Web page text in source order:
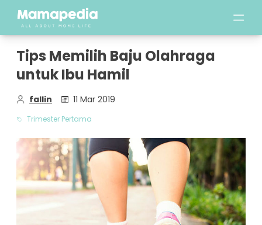
Tips Memilih Baju Olahraga
untuk Ibu Hamil
fallin 11 Mar 2019
Trimester Pertama